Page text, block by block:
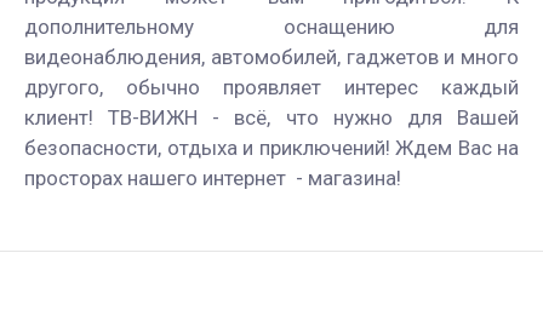
дополнительному оснащению для
видеонаблюдения, автомобилей, гаджетов и много
другого, обычно проявляет интерес каждый
клиент! ТВ-ВИЖН - всё, что нужно для Вашей
безопасности, отдыха и приключений! Ждем Вас на
просторах нашего интернет - магазина!